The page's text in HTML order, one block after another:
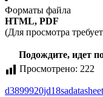
Форматы файла
HTML, PDF
(Для просмотра
Подождите, идет
Просмотрено: 222
d3899920jd18sadatasheet